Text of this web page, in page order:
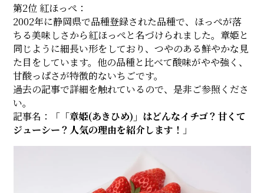
第2位 紅ほっぺ：
2002年に静岡県で品種登録された品種で、ほっぺが落
ちる美味しさから紅ほっぺと名づけられました。章姫と
同じように細長い形をしており、つやのある鮮やかな見
た目をしています。他の品種と比べて酸味がやや強く、
甘酸っぱさが特徴的ないちごです。
過去の記事で詳細を触れているので、是非ご参照くださ
い。
記事名：「 「章姫(あきひめ)」はどんなイチゴ？甘くて
ジューシー？人気の理由を紹介します！ 」